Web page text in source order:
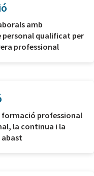
amb
qualificat per
professional
formació professional
la continua i la
abast